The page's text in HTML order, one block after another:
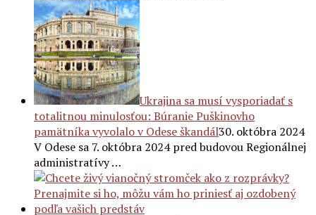
Ukrajina sa musí vysporiadať s
totalitnou minulosťou: Búranie Puškinovho
pamätníka vyvolalo v Odese škandál30. októbra 2024
V Odese sa 7. októbra 2024 pred budovou Regionálnej
administratívy …